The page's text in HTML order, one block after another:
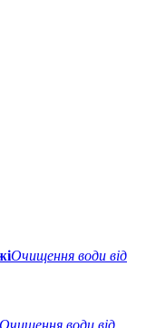
Очищення води від
Очищення води від